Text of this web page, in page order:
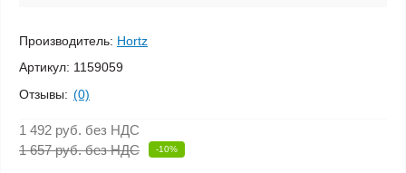
Производитель: Hortz
Артикул: 1159059
Отзывы: (0)
1 492 руб. без НДС
1 657 руб. без НДС
-10%